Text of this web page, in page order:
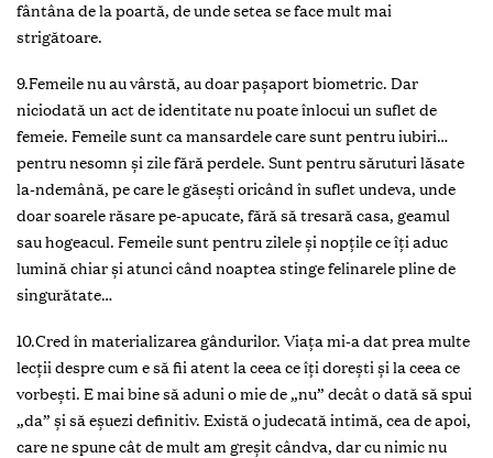
fântâna de la poartă, de unde setea se face mult mai
strigătoare.
9.Femeile nu au vârstă, au doar pașaport biometric. Dar
niciodată un act de identitate nu poate înlocui un suflet de
femeie. Femeile sunt ca mansardele care sunt pentru iubiri…
pentru nesomn și zile fără perdele. Sunt pentru săruturi lăsate
la-ndemână, pe care le găsești oricând în suflet undeva, unde
doar soarele răsare pe-apucate, fără să tresară casa, geamul
sau hogeacul. Femeile sunt pentru zilele și nopțile ce îți aduc
lumină chiar și atunci când noaptea stinge felinarele pline de
singurătate…
10.Cred în materializarea gândurilor. Viața mi-a dat prea multe
lecții despre cum e să fii atent la ceea ce îți dorești și la ceea ce
vorbești. E mai bine să aduni o mie de „nu” decât o dată să spui
„da” și să eșuezi definitiv. Există o judecată intimă, cea de apoi,
care ne spune cât de mult am greșit cândva, dar cu nimic nu